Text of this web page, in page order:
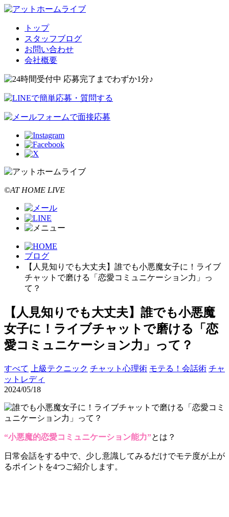
トップ
スタッフブログ
お問い合わせ
会社概要
©AT HOME LIVE
ブログ
【人見知りでも大丈夫】誰でも小悪魔女子に！ライブ
チャットで磨ける「恋愛コミュニケーション力」っ
て？
【人見知りでも大丈夫】誰でも小悪魔
女子に！ライブチャットで磨ける「恋
愛コミュニケーション力」って？
すべて 上級テクニック チャット心理術 モテる！会話術 チャ
ットレディ
2024/05/18
“小悪魔的恋愛コミュニケーション能力”とは？
日常会話をする中で、少し意識してみるだけでモテ度が上が
るポイントを4つご紹介します。